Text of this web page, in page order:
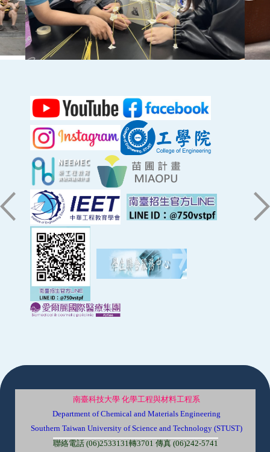
南臺科技大學 化學工程與材料工程系
Department of Chemical and Materials Engineering
Southern Taiwan University of Science and Technology (STUST)
聯絡電話 (06)2533131轉3701 傳真 (06)242-5741